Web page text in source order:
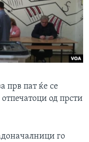
прв пат ќе се
од прсти
го